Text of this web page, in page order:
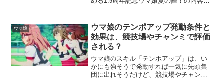
年のものです。一つの目安として参考に
読ん...
ウマ娘
ウマ娘のテンポアップ発動条件と
効果は、競技場やチャンミで評価
される？
ウマ娘のスキル「テンポアップ」は、い
かにも強そうで発動すれば一気に先頭集
団に出れそうだけど、競技場やチャンピ